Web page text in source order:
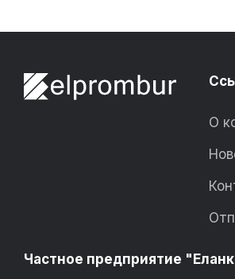
О
Частное предприятие